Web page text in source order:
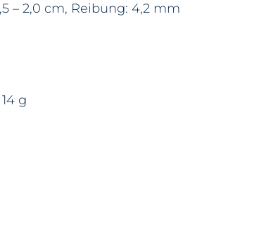
– 2,0 cm, Reibung: 4,2 mm
g